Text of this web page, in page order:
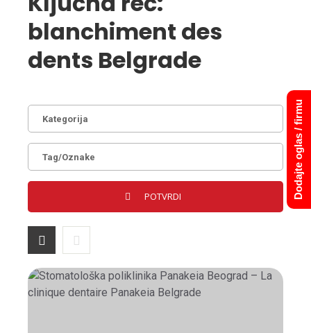
blanchiment des
dents Belgrade
Dodajte oglas / firmu